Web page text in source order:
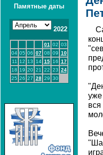
Памятные даты
2022
01 02 03
04 05 06 07 08 09 10
11
12 13 14 15 16 17
18 19 20 21 22 23 24
25 26 27 28 29 30
уже